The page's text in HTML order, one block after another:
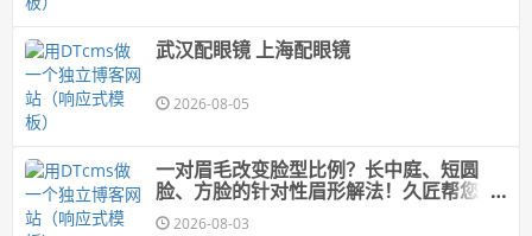
武汉配眼镜 上海配眼镜
2026-08-05
一对眉毛改变脸型比例？长中庭、短圆
脸、方脸的针对性眉形解法！久匠帮您"自
带妆感"的原生脸
2026-08-03